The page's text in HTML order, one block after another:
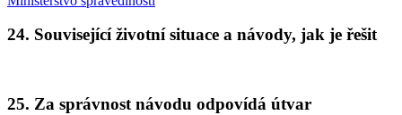
24. Související životní situace a návody, jak je řešit
25. Za správnost návodu odpovídá útvar